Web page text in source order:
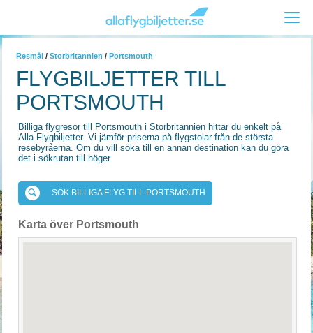
Resmål / Storbritannien / Portsmouth
FLYGBILJETTER TILL
PORTSMOUTH
Billiga flygresor till Portsmouth i Storbritannien hittar du enkelt på
Alla Flygbiljetter. Vi jämför priserna på flygstolar från de största
resebyråerna. Om du vill söka till en annan destination kan du göra
det i sökrutan till höger.
SÖK BILLIGA FLYG TILL PORTSMOUTH
Karta över Portsmouth